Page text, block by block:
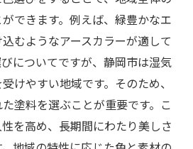
むセルフ塗装のアイデア
フ塗装のポイント
認する静岡市の気候条件
の成功率を高める準備法
塗装に最適な時期
のコツと実践例
できます。例えば、緑豊かなエ
むようなアースカラーが適して
についてですが、静岡市は湿気
けやすい地域です。そのため、
塗料を選ぶことが重要です。こ
を高め、長期間にわたり美しさ